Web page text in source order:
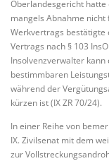
Oberlandesgericht hatte
mangels Abnahme
Werkvertrags bestätigte
Vertrags nach § 103
Insolvenzverwalter
bestimmbaren
während der
kürzen ist (IX ZR 70/24).
In einer Reihe von
IX. Zivilsenat mit dem
zur